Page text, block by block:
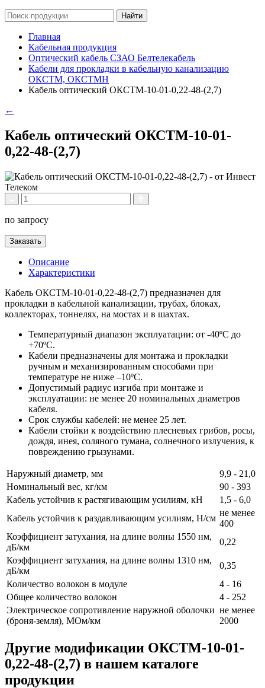
Главная
Кабельная продукция
Оптический кабель СЗАО Белтелекабель
Кабели для прокладки в кабельную канализацию
ОКСТМ, ОКСТМН
Кабель оптический ОКСТМ-10-01-0,22-48-(2,7)
←
Кабель оптический ОКСТМ-10-01-
0,22-48-(2,7)
по запросу
Заказать
Описание
Характеристики
Кабель ОКСТМ-10-01-0,22-48-(2,7) предназначен для
прокладки в кабельной канализации, трубах, блоках,
коллекторах, тоннелях, на мостах и в шахтах.
Температурный диапазон эксплуатации: от -40ºС до
+70ºС.
Кабели предназначены для монтажа и прокладки
ручным и механизированным способами при
температуре не ниже –10ºС.
Допустимый радиус изгиба при монтаже и
эксплуатации: не менее 20 номинальных диаметров
кабеля.
Срок службы кабелей: не менее 25 лет.
Кабели стойки к воздействию плесневых грибов, росы,
дождя, инея, соляного тумана, солнечного излучения, к
повреждению грызунами.
Наружный диаметр, мм
9,9 - 21,0
Номинальный вес, кг/км
90 - 393
Кабель устойчив к растягивающим усилиям, кН
1,5 - 6,0
Кабель устойчив к раздавливающим усилиям, Н/см
не менее
400
Коэффициент затухания, на длине волны 1550 нм,
дБ/км
0,22
Коэффициент затухания, на длине волны 1310 нм,
дБ/км
0,35
Количество волокон в модуле
4 - 16
Общее количество волокон
4 - 252
Электрическое сопротивление наружной оболочки
(броня-земля), МОм/км
не менее
2000
Другие модификации ОКСТМ-10-01-
0,22-48-(2,7) в нашем каталоге
продукции